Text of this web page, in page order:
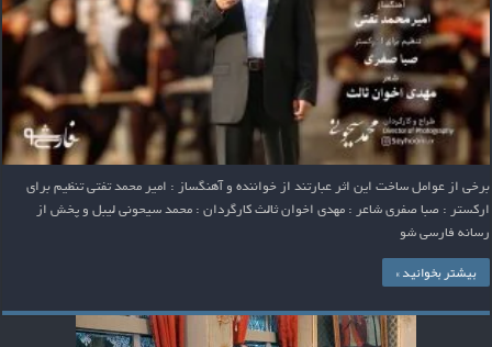
برخی از عوامل ساخت این اثر عبارتند از خواننده و آهنگساز : امیر محمد تفتی تنظیم برای
ارکستر : صبا صفری شاعر : مهدی اخوان ثالث کارگردان : محمد سیحونی لیبل و پخش از
رسانه فارسی شو
بیشتر بخوانید »